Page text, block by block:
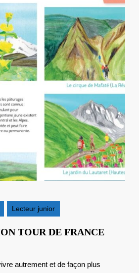
Lecteur junior
TOUR DE FRANCE